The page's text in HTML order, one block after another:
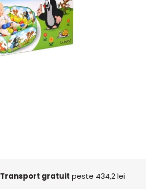
Transport gratuit peste 434,2 lei